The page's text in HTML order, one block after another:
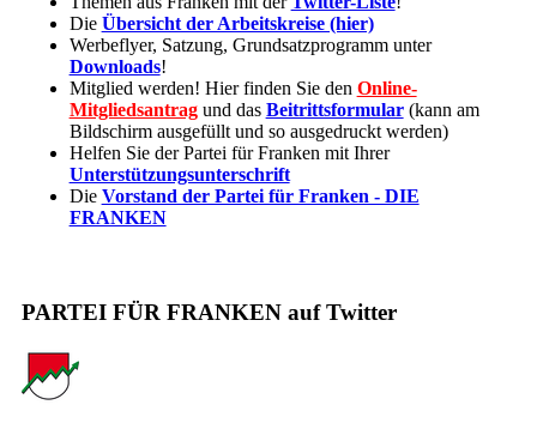
Die Übersicht der Arbeitskreise (hier)
Werbeflyer, Satzung, Grundsatzprogramm unter
Downloads!
Mitglied werden! Hier finden Sie den Online-
Mitgliedsantragund das Beitrittsformular(kann am
Bildschirm ausgefüllt und so ausgedruckt werden)
Helfen Sie der Partei für Franken mit Ihrer
Unterstützungsunterschrift
Die Vorstand der Partei für Franken - DIE
FRANKEN
PARTEI FÜR FRANKEN auf Twitter